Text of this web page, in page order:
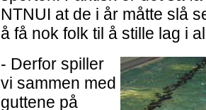
NTNUI at de i år måtte slå
å få nok folk til å stille lag i
- Derfor spiller
vi sammen med
guttene på